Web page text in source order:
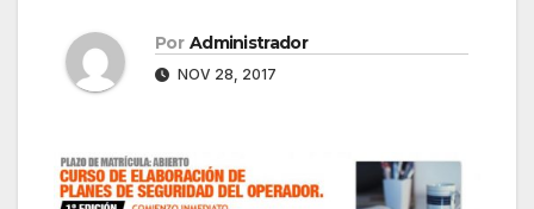
Por Administrador
NOV 28, 2017